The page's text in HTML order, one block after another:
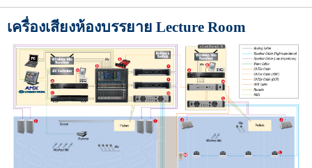
เครื่องเสียงห้องบรรยาย Lecture Room